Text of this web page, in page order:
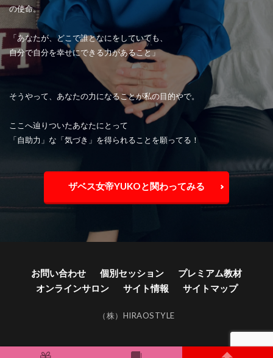
の使命。
「あなたが、どこで誰となにをしていても、
自分で自分を幸せにできる力があること」
そうやって、あなたの力になることが私の目的やで。
ここへ辿りついたあなたにとって
「自助力」な「気づき」を得られることを願ってる！
ザベス女帝YUKOと関わってみる
お問い合わせ 個別セッション
プレミアム教材
オンラインサロン
サイト情報 サイトマップ
（株）HIRAOSTYLE